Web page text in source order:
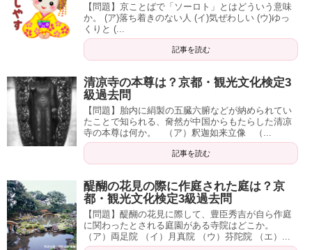
【問題】京ことばで「ソーロト」とはどういう意味
か。 (ア)落ち着きのない人 (イ)気ぜわしい (ウ)ゆっ
くりと (...
記事を読む
清凉寺の本尊は？京都・観光文化検定3
級過去問
【問題】胎内に絹製の五臓六腑などが納められてい
たことで知られる、奝然が中国からもたらした清凉
寺の本尊は何か。 （ア）釈迦如来立像 （...
記事を読む
醍醐の花見の際に作庭された庭は？京
都・観光文化検定3級過去問
【問題】醍醐の花見に際して、豊臣秀吉が自ら作庭
に関わったとされる庭園がある寺院はどこか。
（ア）両足院 （イ）月真院 （ウ）芬陀院 （エ）...